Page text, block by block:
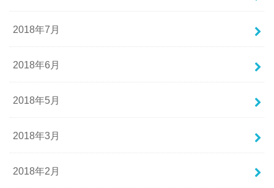
2018年7月
2018年6月
2018年5月
2018年3月
2018年2月